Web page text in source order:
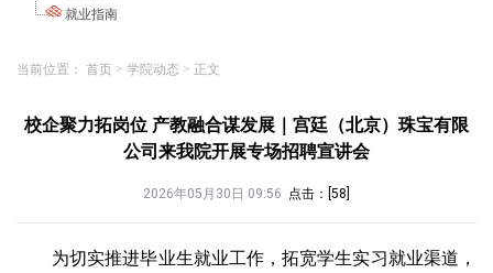
就业指南
当前位置： 首页 > 学院动态 > 正文
校企聚力拓岗位 产教融合谋发展｜宫廷（北京）珠宝有限
公司来我院开展专场招聘宣讲会
2026年05月30日 09:56 点击：[ 58
为切实推进毕业生就业工作，拓宽学生实习就业渠道，